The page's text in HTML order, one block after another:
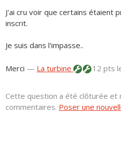
J'ai cru voir que certains étaient
inscrit.
Je suis dans l'impasse..
Merci — La turbine 12 pts
Cette question a été clôturée et
commentaires. Poser une